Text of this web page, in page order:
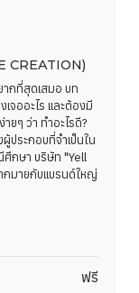
CREATION)
ากที่สุดเสมอ บท
จออะไร และต้องมี
ยๆ ว่า ทำอะไรดี?
ประกอบที่จำเป็นใน
กษา บริษัท "Yell
กมายกับแบรนด์ใหญ่
ฟรี